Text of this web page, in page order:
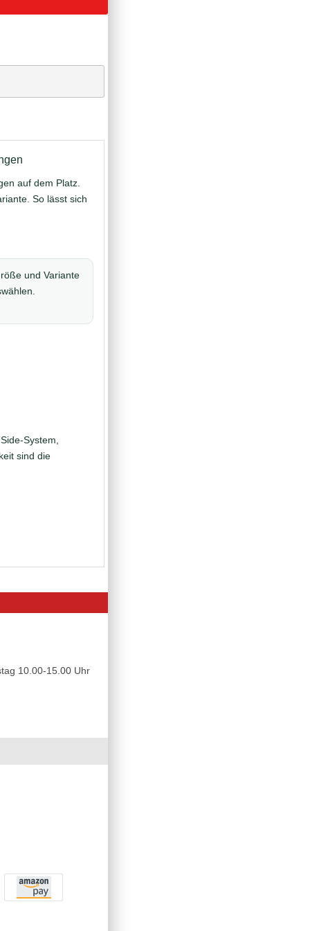
auf dem Platz.
So lässt sich
und Variante
System,
sind die
10.00-15.00 Uhr